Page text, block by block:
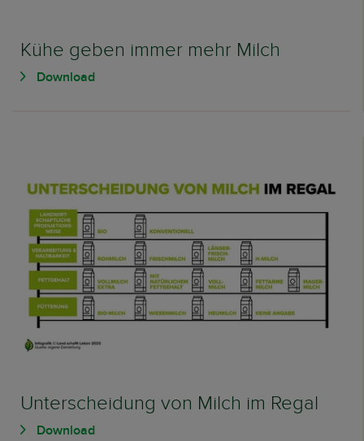
Kühe geben immer mehr Milch
Download
Unterscheidung von Milch im Regal
Download